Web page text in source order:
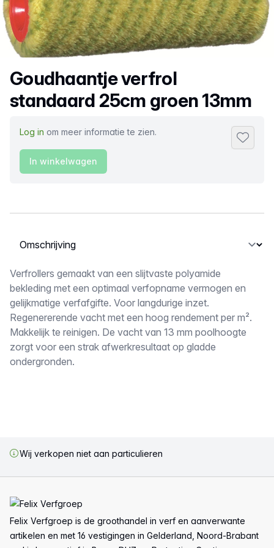
Productnaam
Goudhaantje verfrol
standaard 25cm groen 13mm
Log in om meer informatie te zien.
In winkelwagen
Selecteer een tabblad
Omschrijving
Verfrollers gemaakt van een slijtvaste polyamide
bekleding met een optimaal verfopname vermogen en
gelijkmatige verfafgifte. Voor langdurige inzet.
Regenererende vacht met een hoog rendement per m².
Makkelijk te reinigen. De vacht van 13 mm poolhoogte
zorgt voor een strak afwerkresultaat op gladde
ondergronden.
Wij verkopen niet aan particulieren
Felix Verfgroep is de groothandel in verf en aanverwante
artikelen en met 16 vestigingen in Gelderland, Noord-Brabant